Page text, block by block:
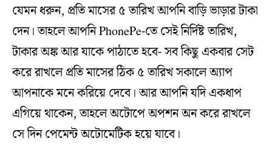
যেমন ধরুন, প্রতি মাসের ৫ তারিখ আপনি বাড়ি ভাড়ার টাকা
দেন। তাহলে আপনি PhonePe-তে সেই নির্দিষ্ট তারিখ,
টাকার অঙ্ক আর যাকে পাঠাতে হবে- সব কিছু একবার সেট
করে রাখলে প্রতি মাসের ঠিক ৫ তারিখ সকালে অ্যাপ
আপনাকে মনে করিয়ে দেবে। আর আপনি যদি একধাপ
এগিয়ে থাকেন, তাহলে অটোপে অপশন অন করে রাখলে
সে দিন পেমেন্ট অটোমেটিক হয়ে যাবে।